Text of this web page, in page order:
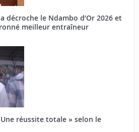
décroche le Ndambo d’Or 2026 et
meilleur entraîneur
réussite totale » selon le